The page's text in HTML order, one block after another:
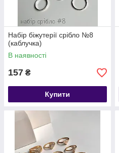
Набір біжутерії срібло №8
(каблучка)
В наявності
157 ₴
Купити